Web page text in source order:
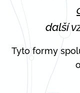
✅ další
Tyto formy